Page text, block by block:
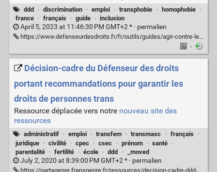
ddd · discrimination · emploi · transphobie · homophobie
·
france
· français · guide · inclusion
April 5, 2023 at 11:46:30 PM GMT+2 * · permalien
https://www.defenseurdesdroits.fr/fr/outils/guides/agir-contre-les-discriminations-liees-lorientation-sexuelle-et-lidentite-de-genre
·
Décision-cadre du Défenseur des droits
portant recommandations pour garantir les
droits de personnes trans
Ressource déplacée vers notre nouveau site des
ressources
administratif · emploi · transfem · transmasc · français
·
juridique
· civilité · cpec · csec · prénom · santé
·
parentalité
· fertilité · école · ddd · _moved
July 2, 2020 at 8:39:00 PM GMT+2 * · permalien
https://partagenre.fransgenre.fr/ressources/decision-cadre-ddd-2020-136